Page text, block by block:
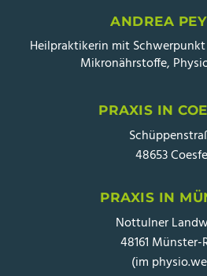
ANDREA
Heilpraktikerin mit
Mikronährstoffe,
PRAXIS IN
48653
PRAXIS IN
Nottulner
48161 Münster-
(im